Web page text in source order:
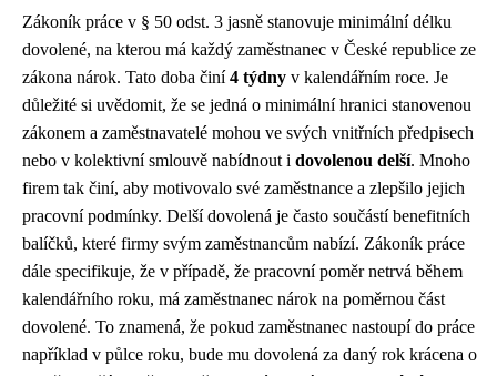
Zákoník práce v § 50 odst. 3 jasně stanovuje minimální délku
dovolené, na kterou má každý zaměstnanec v České republice ze
zákona nárok. Tato doba činí4 týdny v kalendářním roce. Je
důležité si uvědomit, že se jedná o minimální hranici stanovenou
zákonem a zaměstnavatelé mohou ve svých vnitřních předpisech
nebo v kolektivní smlouvě nabídnout i dovolenou delší. Mnoho
firem tak činí, aby motivovalo své zaměstnance a zlepšilo jejich
pracovní podmínky. Delší dovolená je často součástí benefitních
balíčků, které firmy svým zaměstnancům nabízí. Zákoník práce
dále specifikuje, že v případě, že pracovní poměr netrvá během
kalendářního roku, má zaměstnanec nárok na poměrnou část
dovolené. To znamená, že pokud zaměstnanec nastoupí do práce
například v půlce roku, bude mu dovolená za daný rok krácena o